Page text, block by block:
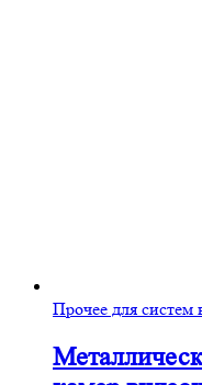
Прочее для систем